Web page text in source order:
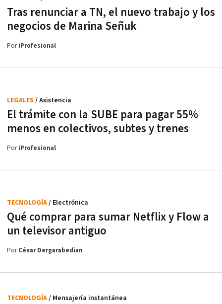
Tras renunciar a TN, el nuevo trabajo y los
negocios de Marina Señuk
PoriProfesional
El trámite con la SUBE para pagar 55%
menos en colectivos, subtes y trenes
LEGALES / Asistencia
PoriProfesional
Qué comprar para sumar Netflix y Flow a
un televisor antiguo
TECNOLOGÍA/ Electrónica
PorCésar Dergarabedian
TECNOLOGÍA/ Mensajería instantánea